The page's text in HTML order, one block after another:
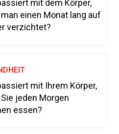
mit dem Körper,
einen Monat lang auf
verzichtet?
mit Ihrem Körper,
jeden Morgen
essen?